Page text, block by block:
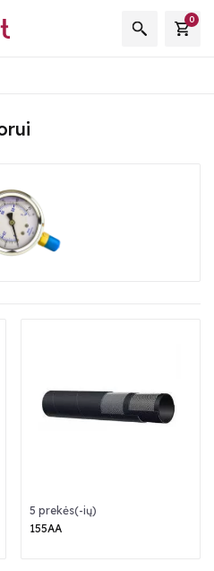
0
5 prekės(-ių)
155AA